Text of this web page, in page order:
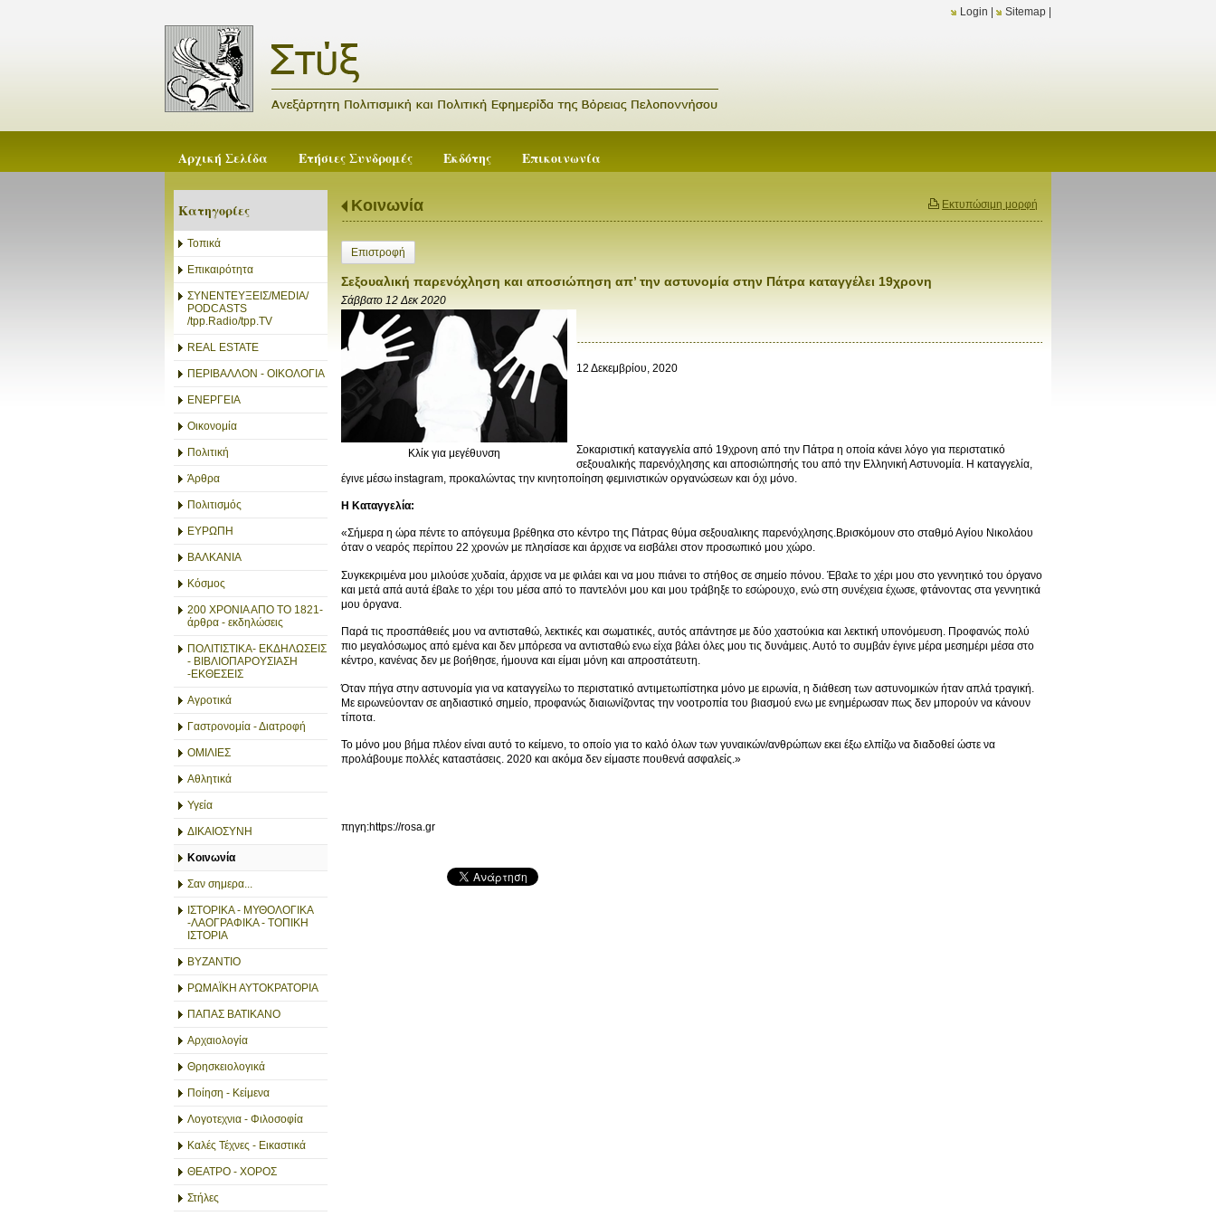
Login Sitemap
Αρχική Σελίδα Ετήσιες Συνδρομές Εκδότης Επικοινωνία
Κατηγορίες
Τοπικά
Επικαιρότητα
ΣΥΝΕΝΤΕΥΞΕΙΣ/MEDIA/
PODCASTS
/tpp.Radio/tpp.TV
REAL ESTATE
ΠΕΡΙΒΑΛΛΟΝ - ΟΙΚΟΛΟΓΙΑ
ΕΝΕΡΓΕΙΑ
Οικονομία
Πολιτική
Άρθρα
Πολιτισμός
ΕΥΡΩΠΗ
ΒΑΛΚΑΝΙΑ
Κόσμος
200 ΧΡΟΝΙΑ ΑΠΟ ΤΟ 1821-
άρθρα - εκδηλώσεις
ΠΟΛΙΤΙΣΤΙΚΑ- ΕΚΔΗΛΩΣΕΙΣ
- ΒΙΒΛΙΟΠΑΡΟΥΣΙΑΣΗ
-ΕΚΘΕΣΕΙΣ
Αγροτικά
Γαστρονομία - Διατροφή
ΟΜΙΛΙΕΣ
Αθλητικά
Υγεία
ΔΙΚΑΙΟΣΥΝΗ
Κοινωνία
Σαν σημερα...
ΙΣΤΟΡΙΚΑ - ΜΥΘΟΛΟΓΙΚΑ
-ΛΑΟΓΡΑΦΙΚΑ - ΤΟΠΙΚΗ
ΙΣΤΟΡΙΑ
ΒΥΖΑΝΤΙΟ
ΡΩΜΑΪΚΗ ΑΥΤΟΚΡΑΤΟΡΙΑ
ΠΑΠΑΣ ΒΑΤΙΚΑΝΟ
Αρχαιολογία
Θρησκειολογικά
Ποίηση - Κείμενα
Λογοτεχνια - Φιλοσοφία
Καλές Τέχνες - Εικαστικά
ΘΕΑΤΡΟ - ΧΟΡΟΣ
Στήλες
Εκτυπώσιμη μορφή
Κοινωνία
Επιστροφή
Σεξουαλική παρενόχληση και αποσιώπηση απ’ την αστυνομία στην Πάτρα καταγγέλει 19χρονη
Σάββατο 12 Δεκ 2020
Κλίκ για μεγέθυνση
12 Δεκεμβρίου, 2020
Σοκαριστική καταγγελία από 19χρονη από την Πάτρα η οποία κάνει λόγο για περιστατικό
σεξουαλικής παρενόχλησης και αποσιώπησής του από την Ελληνική Αστυνομία. Η καταγγελία,
έγινε μέσω instagram, προκαλώντας την κινητοποίηση φεμινιστικών οργανώσεων και όχι μόνο.
Η Καταγγελία:
«Σήμερα η ώρα πέντε το απόγευμα βρέθηκα στο κέντρο της Πάτρας θύμα σεξουαλικης παρενόχλησης.Βρισκόμουν στο σταθμό Αγίου Νικολάου
όταν ο νεαρός περίπου 22 χρονών με πλησίασε και άρχισε να εισβάλει στον προσωπικό μου χώρο.
Συγκεκριμένα μου μιλούσε χυδαία, άρχισε να με φιλάει και να μου πιάνει το στήθος σε σημείο πόνου. Έβαλε το χέρι μου στο γεννητικό του όργανο
και μετά απά αυτά έβαλε το χέρι του μέσα από το παντελόνι μου και μου τράβηξε το εσώρουχο, ενώ στη συνέχεια έχωσε, φτάνοντας στα γεννητικά
μου όργανα.
Παρά τις προσπάθειές μου να αντισταθώ, λεκτικές και σωματικές, αυτός απάντησε με δύο χαστούκια και λεκτική υπονόμευση. Προφανώς πολύ
πιο μεγαλόσωμος από εμένα και δεν μπόρεσα να αντισταθώ ενω είχα βάλει όλες μου τις δυνάμεις. Αυτό το συμβάν έγινε μέρα μεσημέρι μέσα στο
κέντρο, κανένας δεν με βοήθησε, ήμουνα και είμαι μόνη και απροστάτευτη.
Όταν πήγα στην αστυνομία για να καταγγείλω το περιστατικό αντιμετωπίστηκα μόνο με ειρωνία, η διάθεση των αστυνομικών ήταν απλά τραγική.
Με ειρωνεύονταν σε αηδιαστικό σημείο, προφανώς διαιωνίζοντας την νοοτροπία του βιασμού ενω με ενημέρωσαν πως δεν μπορούν να κάνουν
τίποτα.
Το μόνο μου βήμα πλέον είναι αυτό το κείμενο, το οποίο για το καλό όλων των γυναικών/ανθρώπων εκει έξω ελπίζω να διαδοθεί ώστε να
προλάβουμε πολλές καταστάσεις. 2020 και ακόμα δεν είμαστε πουθενά ασφαλείς.»
πηγη:https://rosa.gr